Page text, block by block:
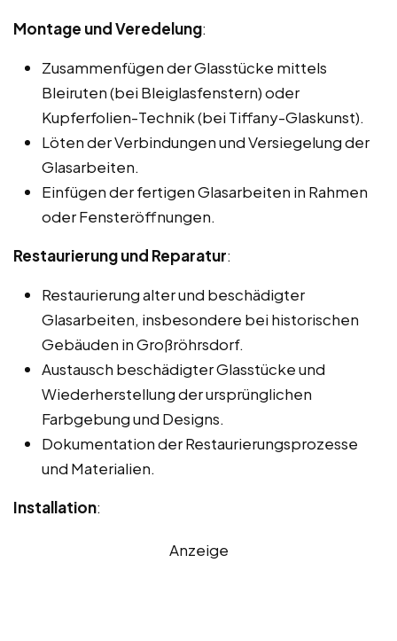
Montage und Veredelung:
Zusammenfügen der Glasstücke mittels
Bleiruten (bei Bleiglasfenstern) oder
Kupferfolien-Technik (bei Tiffany-Glaskunst).
Löten der Verbindungen und Versiegelung der
Glasarbeiten.
Einfügen der fertigen Glasarbeiten in Rahmen
oder Fensteröffnungen.
Restaurierung und Reparatur:
Restaurierung alter und beschädigter
Glasarbeiten, insbesondere bei historischen
Gebäuden in Großröhrsdorf.
Austausch beschädigter Glasstücke und
Wiederherstellung der ursprünglichen
Farbgebung und Designs.
Dokumentation der Restaurierungsprozesse
und Materialien.
Installation:
Anzeige